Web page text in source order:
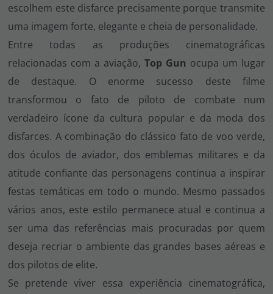
escolhem este disfarce precisamente porque transmite
uma imagem forte, elegante e cheia de personalidade.
Entre todas as produções cinematográficas
relacionadas com a aviação, Top Gun ocupa um lugar
de destaque. O enorme sucesso deste filme
transformou o fato de piloto de combate num
verdadeiro ícone da cultura popular e da moda dos
disfarces. A combinação do clássico fato de voo verde,
dos óculos de aviador, dos emblemas militares e da
atitude confiante das personagens continua a inspirar
festas temáticas em todo o mundo. Mesmo passados
vários anos, este estilo permanece atual e continua a
ser uma das referências mais procuradas por quem
deseja recriar o ambiente das grandes bases aéreas e
dos pilotos de elite.
Se pretende viver essa experiência cinematográfica,